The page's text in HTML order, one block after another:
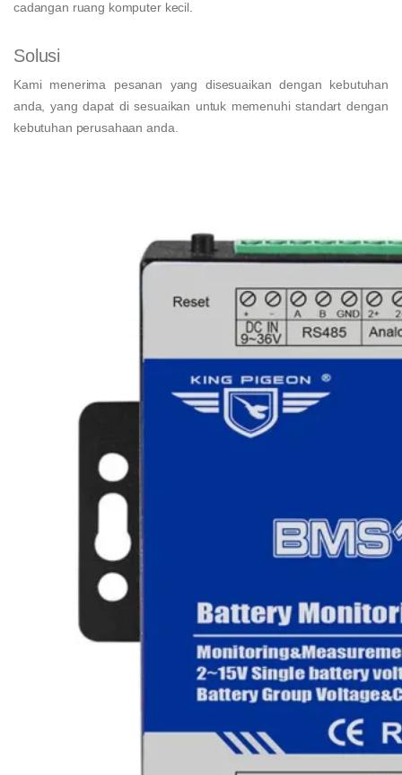
cadangan ruang komputer kecil.
Solusi
Kami menerima pesanan yang disesuaikan dengan kebutuhan
anda, yang dapat di sesuaikan untuk memenuhi standart dengan
kebutuhan perusahaan anda.